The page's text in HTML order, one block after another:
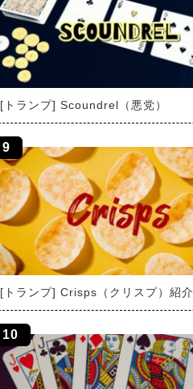
[トランプ] Scoundrel（悪党）
[トランプ] Crisps（クリスプ）紹介